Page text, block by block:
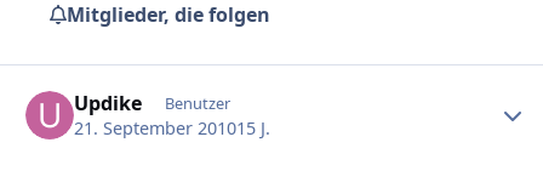
Mitglieder, die folgen
Updike Benutzer
21. September 201015 J.